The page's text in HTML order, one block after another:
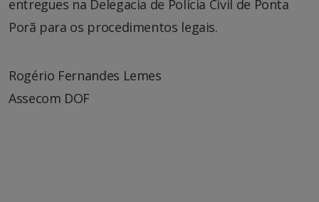
entregues na Delegacia de Polícia Civil de Ponta
Porã para os procedimentos legais.
Rogério Fernandes Lemes
Assecom DOF